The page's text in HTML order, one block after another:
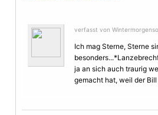
verfasst von
Ich mag Sterne, Sterne
ja an sich auch traurig
gemacht hat, weil der